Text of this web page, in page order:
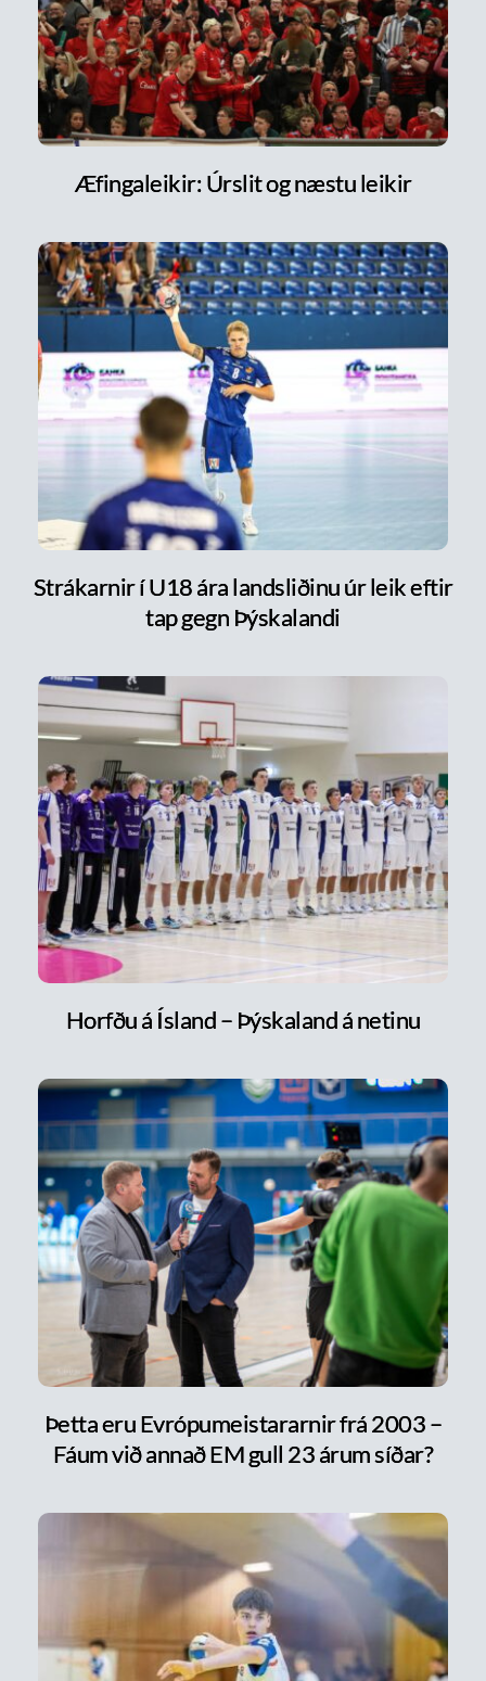
Æfingaleikir: Úrslit og næstu leikir
Strákarnir í U18 ára landsliðinu úr leik eftir
tap gegn Þýskalandi
Horfðu á Ísland – Þýskaland á netinu
Þetta eru Evrópumeistararnir frá 2003 –
Fáum við annað EM gull 23 árum síðar?